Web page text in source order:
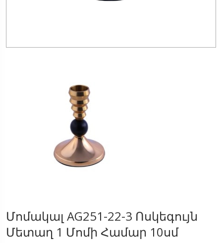
Մոմակալ AG251-22-3 Ոսկեգույն
Մետաղ 1 Մոմի Համար 10սմ